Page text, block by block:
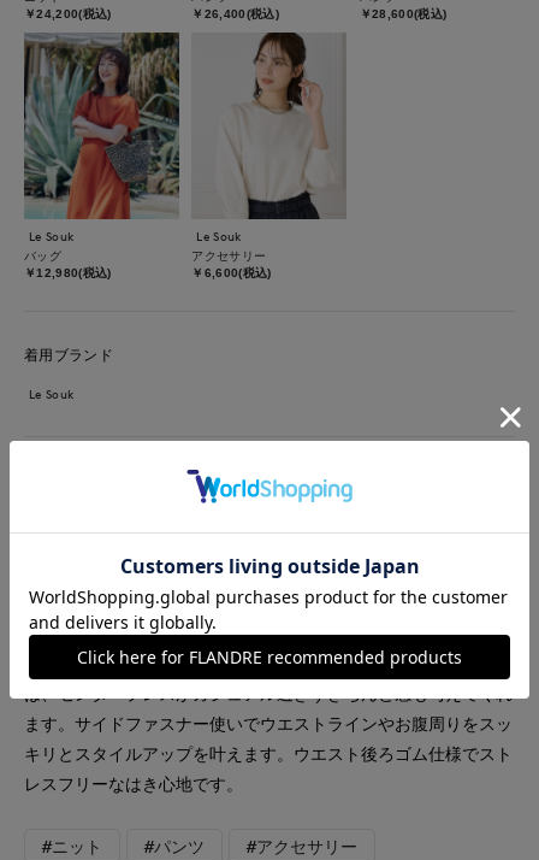
￥24,200(税込) ￥26,400(税込) ￥28,600(税込)
Le Souk
バッグ
￥12,980(税込)
Le Souk
アクセサリー
￥6,600(税込)
着用ブランド
Le Souk
【着用サイズ】カーディガン、プルオーバー：フリーサイズ パ
ハリ感のあるカーディガンは、軽やかな肌触りで気軽に羽織れヒ
ップが隠れる着丈が嬉しいです。同素材のプルオーバーとアンサ
ンブルとしても活用していただけます。二の腕が隠れる安心の袖
丈がポイントのプルオーバーです。ワイドシルエットのパンツ
ます。サイドファスナー使いでウエストラインやお腹周りをスッ
キリとスタイルアップを叶えます。ウエスト後ろゴム仕様でスト
レスフリーなはき心地です。
#ニット #パンツ #アクセサリー